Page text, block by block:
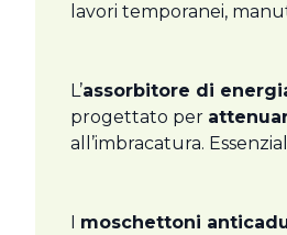
lavori temporanei,
L’assorbitore di
progettato per
all’imbracatura.
moschettoni